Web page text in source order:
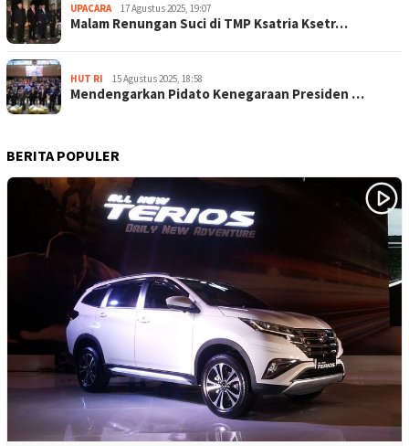
UPACARA 17 Agustus 2025, 19:07
Malam Renungan Suci di TMP Ksatria Ksetr…
HUT RI 15 Agustus 2025, 18:58
Mendengarkan Pidato Kenegaraan Presiden …
BERITA POPULER